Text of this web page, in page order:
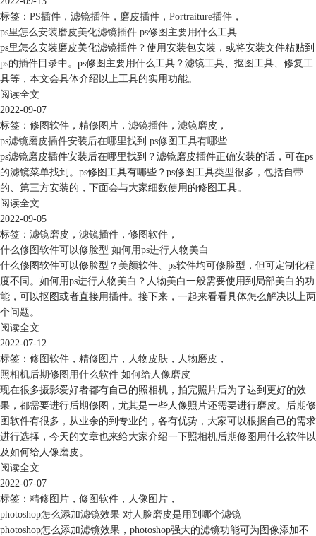
标签： PS插件 ， 滤镜插件 ， 磨皮插件 ， Portraiture插件 ，
ps里怎么安装磨皮美化滤镜插件 ps修图主要用什么工具
ps里怎么安装磨皮美化滤镜插件？使用安装包安装，或将安装文件粘贴到
ps的插件目录中。ps修图主要用什么工具？滤镜工具、抠图工具、修复工
具等，本文会具体介绍以上工具的实用功能。
阅读全文
2022-09-07
标签： 修图软件 ， 精修图片 ， 滤镜插件 ， 滤镜磨皮 ，
ps滤镜磨皮插件安装后在哪里找到 ps修图工具有哪些
ps滤镜磨皮插件安装后在哪里找到？滤镜磨皮插件正确安装的话，可在ps
的滤镜菜单找到。ps修图工具有哪些？ps修图工具类型很多，包括自带
的、第三方安装的，下面会与大家细数使用的修图工具。
阅读全文
2022-09-05
标签： 滤镜磨皮 ， 滤镜插件 ， 修图软件 ，
什么修图软件可以修脸型 如何用ps进行人物美白
什么修图软件可以修脸型？美颜软件、ps软件均可修脸型，但可定制化程
度不同。如何用ps进行人物美白？人物美白一般需要使用到局部美白的功
能，可以抠图或者直接用插件。接下来，一起来看看具体怎么解决以上两
个问题。
阅读全文
2022-07-12
标签： 修图软件 ， 精修图片 ， 人物皮肤 ， 人物磨皮 ，
照相机后期修图用什么软件 如何给人像磨皮
现在很多摄影爱好者都有自己的照相机，拍完照片后为了达到更好的效
果，都需要进行后期修图，尤其是一些人像照片还需要进行磨皮。后期修
图软件有很多，从业余的到专业的，各有优势，大家可以根据自己的需求
进行选择，今天的文章也来给大家介绍一下照相机后期修图用什么软件以
及如何给人像磨皮。
阅读全文
2022-07-07
标签： 精修图片 ， 修图软件 ， 人像图片 ，
photoshop怎么添加滤镜效果 对人脸磨皮是用到哪个滤镜
photoshop怎么添加滤镜效果，photoshop强大的滤镜功能可为图像添加不